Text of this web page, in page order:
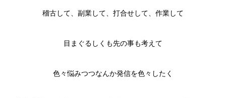
稽古して、副業して、打合せして、作業して
目まぐるしくも先の事も考えて
色々悩みつつなんか発信を色々したく